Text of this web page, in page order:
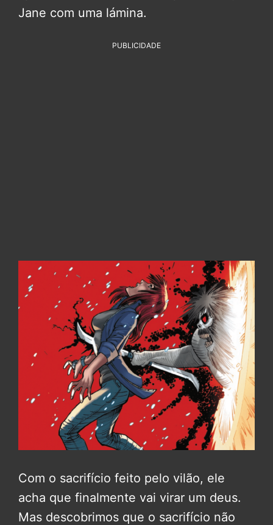
Jane com uma lámina.
PUBLICIDADE
Com o sacrifício feito pelo vilão, ele
acha que finalmente vai virar um deus.
Mas descobrimos que o sacrifício não